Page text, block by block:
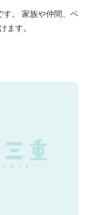
。 家族や仲間、ペ
ます。